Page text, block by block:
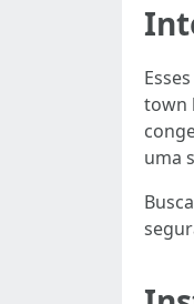
town
uma